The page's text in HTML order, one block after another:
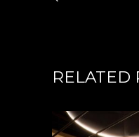
RELATED